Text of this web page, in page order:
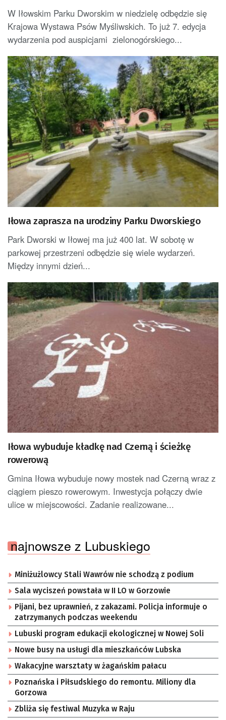
W Iłowskim Parku Dworskim w niedzielę odbędzie się
Krajowa Wystawa Psów Myśliwskich. To już 7. edycja
wydarzenia pod auspicjami zielonogórskiego...
Iłowa zaprasza na urodziny Parku Dworskiego
Park Dworski w Iłowej ma już 400 lat. W sobotę w
parkowej przestrzeni odbędzie się wiele wydarzeń.
Między innymi dzień...
Iłowa wybuduje kładkę nad Czerną i ścieżkę
rowerową
Gmina Iłowa wybuduje nowy mostek nad Czerną wraz z
ciągiem pieszo rowerowym. Inwestycja połączy dwie
ulice w miejscowości. Zadanie realizowane...
najnowsze z Lubuskiego
Miniżużlowcy Stali Wawrów nie schodzą z podium
Sala wyciszeń powstała w II LO w Gorzowie
Pijani, bez uprawnień, z zakazami. Policja informuje o
zatrzymanych podczas weekendu
Lubuski program edukacji ekologicznej w Nowej Soli
Nowe busy na usługi dla mieszkańców Lubska
Wakacyjne warsztaty w żagańskim pałacu
Poznańska i Piłsudskiego do remontu. Miliony dla
Gorzowa
Zbliża się festiwal Muzyka w Raju